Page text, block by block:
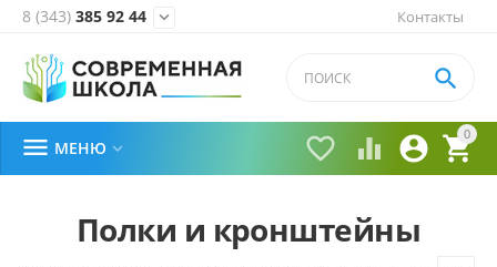
Контакты
8 (343) 385 92 44 
0


 

 МЕНЮ 
Полки и кронштейны